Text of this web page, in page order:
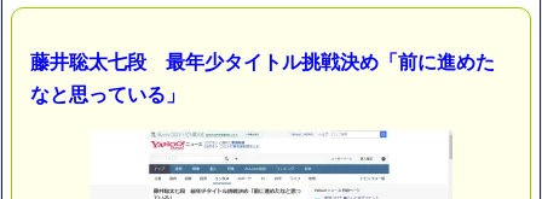
私は6年間「子無し既婚女性」で人から様々なことを言われてき
Powered by livedoor 相互RSS
藤井聡太七段 最年少タイトル挑戦決め「前に進めた
なと思っている」